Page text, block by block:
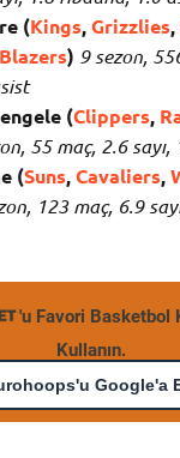
(Kings,Grizzlies,
) 9 sezon,
(Clippers,
55 maç, 2.6
(Suns,Cavaliers,
123 maç, 6.9
'u Favori Basketbol
Kullanın.
Google'a